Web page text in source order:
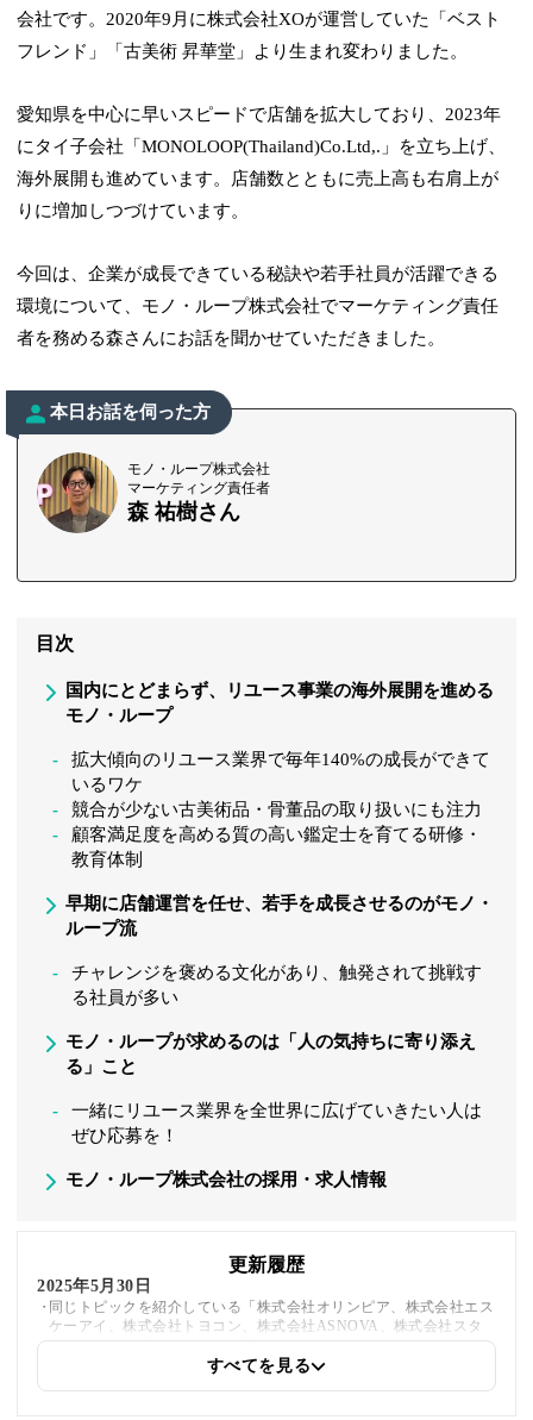
会社です。2020年9月に株式会社XOが運営していた「ベスト
フレンド」「古美術 昇華堂」より生まれ変わりました。
愛知県を中心に早いスピードで店舗を拡大しており、2023年
にタイ子会社「MONOLOOP(Thailand)Co.Ltd,.」を立ち上げ、
海外展開も進めています。店舗数とともに売上高も右肩上が
りに増加しつづけています。
今回は、企業が成長できている秘訣や若手社員が活躍できる
環境について、モノ・ループ株式会社でマーケティング責任
者を務める森さんにお話を聞かせていただきました。
本日お話を伺った方
モノ・ループ株式会社
マーケティング責任者
森 祐樹さん
目次
国内にとどまらず、リユース事業の海外展開を進める
モノ・ループ
拡大傾向のリユース業界で毎年140%の成長ができて
いるワケ
競合が少ない古美術品・骨董品の取り扱いにも注力
顧客満足度を高める質の高い鑑定士を育てる研修・
教育体制
早期に店舗運営を任せ、若手を成長させるのがモノ・
ループ流
チャレンジを褒める文化があり、触発されて挑戦す
る社員が多い
モノ・ループが求めるのは「人の気持ちに寄り添え
る」こと
一緒にリユース業界を全世界に広げていきたい人は
ぜひ応募を！
モノ・ループ株式会社の採用・求人情報
更新履歴
2025年5月30日
同じトピックを紹介している「株式会社オリンピア、株式会社エス
ケーアイ、株式会社トヨコン、株式会社ASNOVA、株式会社スタ
メン、Qiita株式会社」への内部リンクを追加しました
すべてを見る